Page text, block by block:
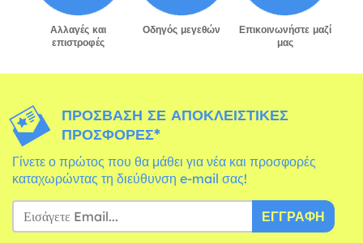
Αλλαγές και
επιστροφές
Οδηγός μεγεθών
Επικοινωνήστε μαζί
μας
ΠΡΌΣΒΑΣΗ ΣΕ ΑΠΟΚΛΕΙΣΤΙΚΈΣ
ΠΡΟΣΦΟΡΈΣ*
Γίνετε ο πρώτος που θα μάθει για νέα και προσφορές
καταχωρώντας τη διεύθυνση e-mail σας!
ΕΓΓΡΑΦΉ